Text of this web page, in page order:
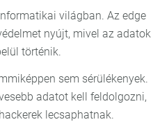
világban. Az edge
nyújt, mivel az adatok
történik.
sem sérülékenyek.
adatot kell feldolgozni,
lecsaphatnak.